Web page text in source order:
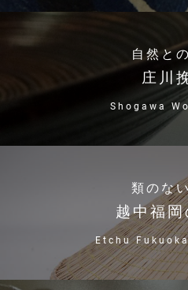
自然と
庄川
Shogawa
類のな
越中福
Etchu